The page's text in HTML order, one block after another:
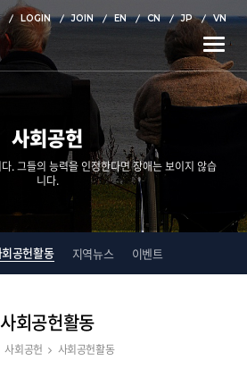
LOGIN JOIN EN CN JP VN
Toggle
사회공헌
. 그들의 능력을 인정한다면 장애는 보이지 않습
니다.
공헌활동 지역뉴스 이벤트
사회공헌활동
사회공헌 사회공헌활동